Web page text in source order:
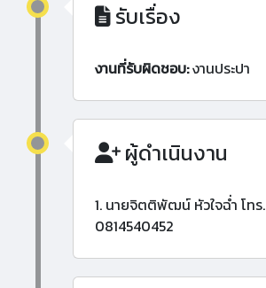
รับเรื่อง
งานที่รับผิดชอบ:งานประปา
ผู้ดำเนินงาน
1. นายจิตติพัฒน์ หัวใจฉ่ำ โทร.
0814540452